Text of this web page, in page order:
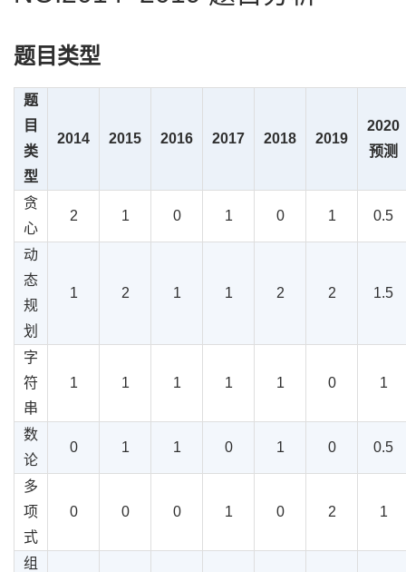
题目类型
题
目
类
型
2014 2015 2016 2017 2018 2019
2020
预测
贪
心
2 1 0 1 0 1 0.5
动
态
规
划
1 2 1 1 2 2 1.5
字
符
串
1 1 1 1 1 0 1
数
论
0 1 1 0 1 0 0.5
多
项
式
0 0 0 1 0 2 1
组